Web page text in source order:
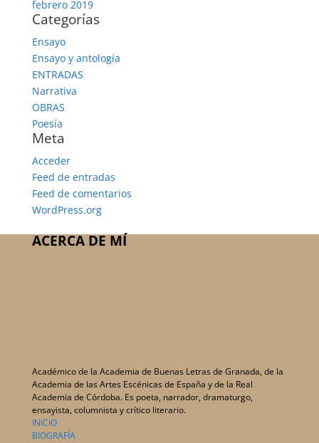
febrero 2019
Categorías
Ensayo
Ensayo y antología
ENTRADAS
Narrativa
OBRAS
Poesía
Meta
Acceder
Feed de entradas
Feed de comentarios
WordPress.org
ACERCA DE MÍ
Académico de la Academia de Buenas Letras de Granada, de la
Academia de las Artes Escénicas de España y de la Real
Academia de Córdoba. Es poeta, narrador, dramaturgo,
ensayista, columnista y crítico literario.
INICIO
BIOGRAFÍA